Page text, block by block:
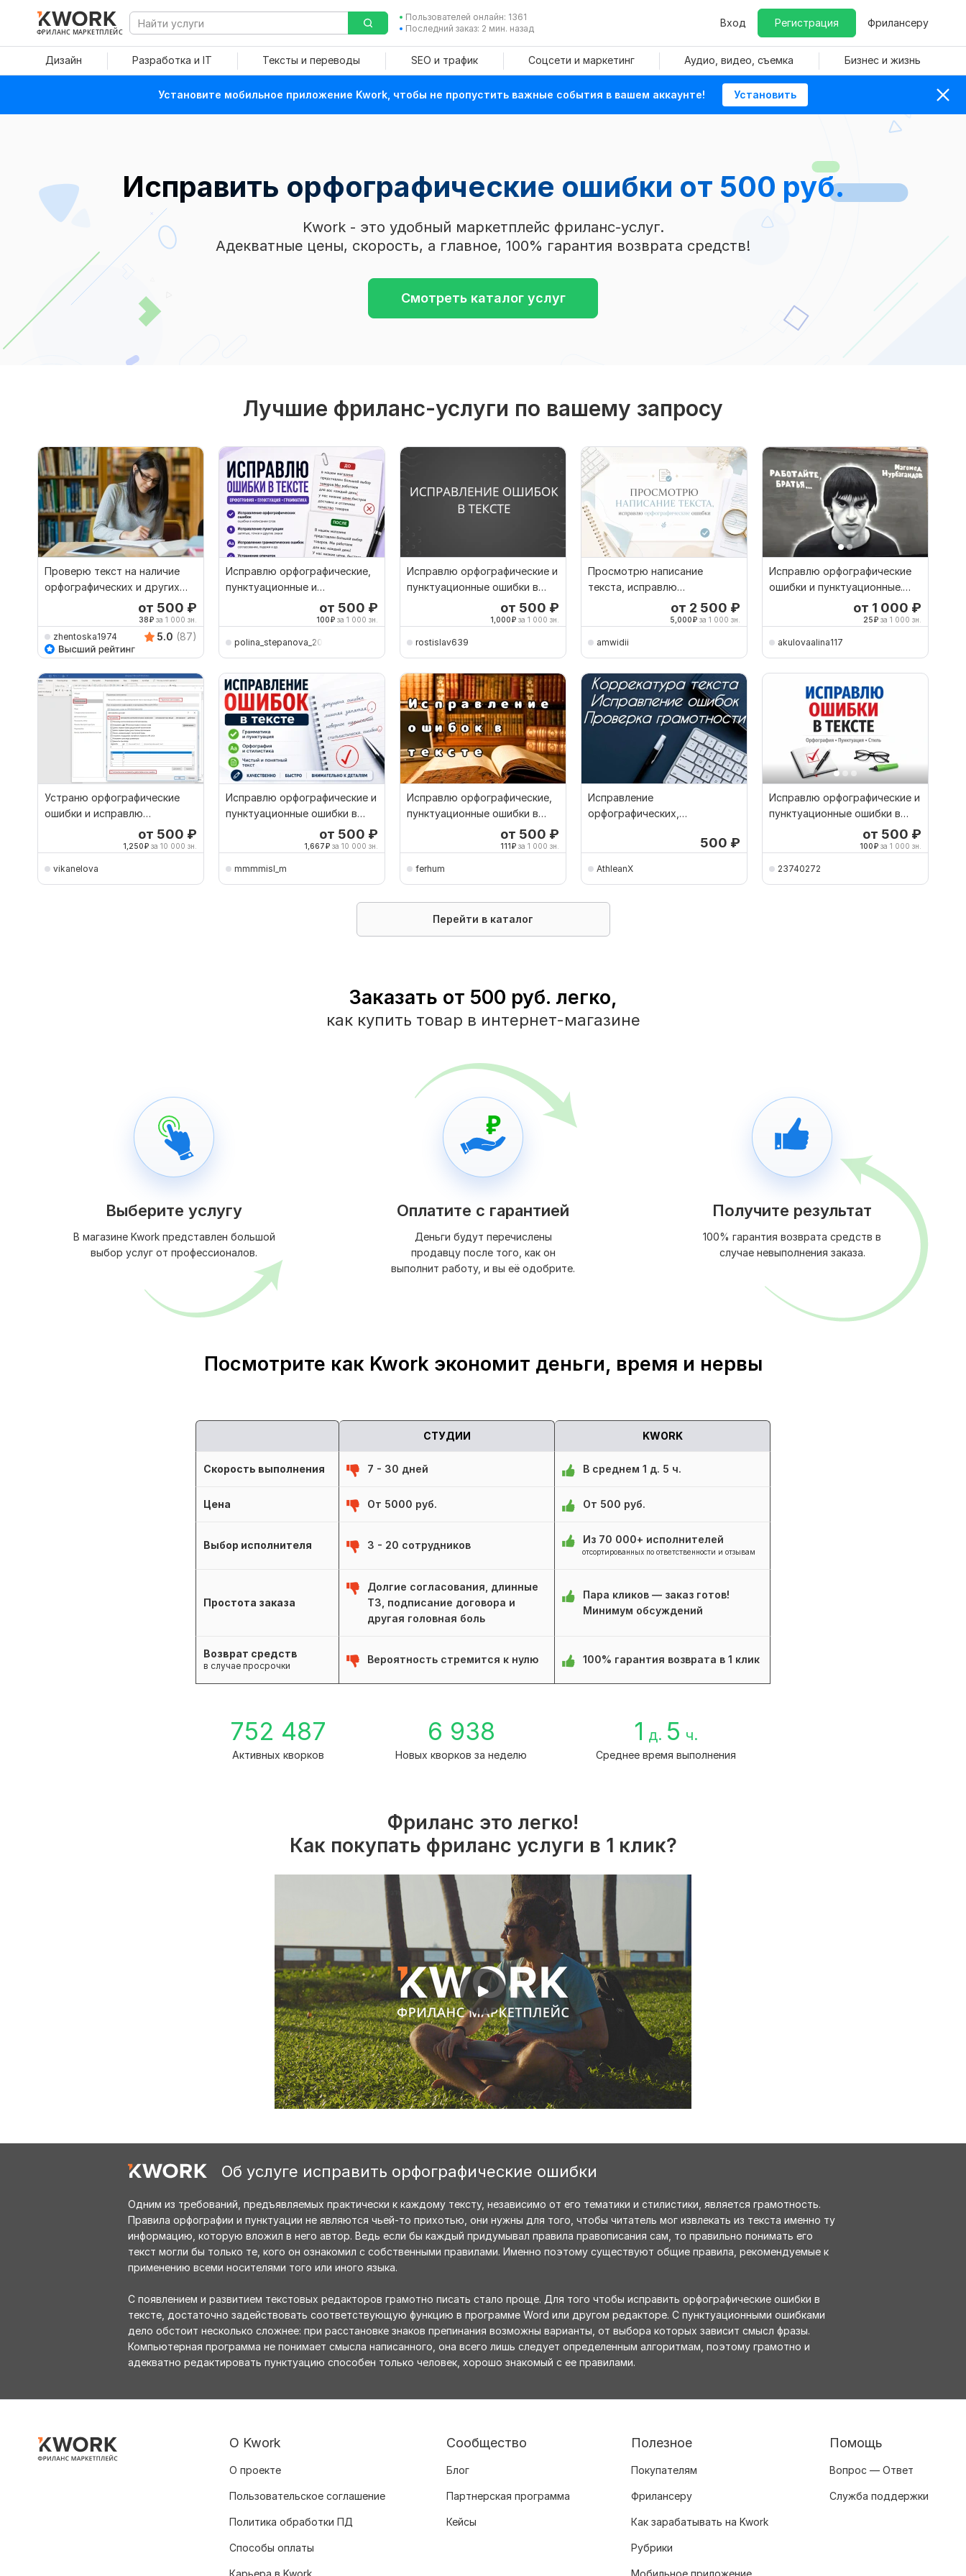
ФРИЛАНС МАРКЕТПЛЕЙС
Пользователей онлайн: 1361
Последний заказ: 2 мин. назад
Вход Регистрация Фрилансеру
Дизайн Разработка и IT Тексты и переводы SEO и трафик Соцсети и маркетинг Аудио, видео, съемка Бизнес и жизнь
Установите мобильное приложение Kwork, чтобы не пропустить важные события в вашем аккаунте! Установить
Исправить орфографические ошибки от 500 руб.
Kwork - это удобный маркетплейс фриланс-услуг.
Адекватные цены, скорость, а главное, 100% гарантия возврата средств!
Смотреть каталог услуг
Лучшие фриланс-услуги по вашему запросу
Проверю текст на наличие
орфографических и других
ошибок и исправлюот 500 ₽
38₽ за 1 000 зн.
zhentoska1974 5.0 (87)
Исправлю орфографические,
пунктуационные и
грамматические ошибки
от 500 ₽
100₽ за 1 000 зн.
polina_stepanova_201
Исправлю орфографические и
пунктуационные ошибки в
от 500 ₽
1,000₽ за 1 000 зн.
rostislav639
Просмотрю написание
текста, исправлю
орфографические ошибки
от 2 500 ₽
5,000₽ за 1 000 зн.
amwidii
Исправлю орфографические
ошибки и пунктуационные.
от 1 000 ₽
25₽ за 1 000 зн.
akulovaalina117
Устраню орфографические
ошибки и исправлю
грамматические ошибки
от 500 ₽
1,250₽ за 10 000 зн.
vikanelova
Исправлю орфографические и
пунктуационные ошибки в
от 500 ₽
1,667₽ за 10 000 зн.
mmmmisl_m
Исправлю орфографические,
пунктуационные ошибки в
от 500 ₽
111₽ за 1 000 зн.
ferhum
Исправление
орфографических,
грамматических ошибок500 ₽
AthleanX
Исправлю орфографические и
пунктуационные ошибки в
от 500 ₽
100₽ за 1 000 зн.
23740272
Перейти в каталог
Заказать от 500 руб. легко,
как купить товар в интернет-магазине
Выберите услугу
В магазине Kwork представлен большой
выбор услуг от профессионалов.
Оплатите с гарантией
Деньги будут перечислены
продавцу после того, как он
выполнит работу, и вы её одобрите.
Получите результат
100% гарантия возврата средств в
случае невыполнения заказа.
Посмотрите как Kwork экономит деньги, время и нервы
СТУДИИ KWORK
Скорость выполнения 7 - 30 дней В среднем 1 д. 5 ч.
Цена От 5000 руб. От 500 руб.
Выбор исполнителя 3 - 20 сотрудников Из 70 000+ исполнителей
отсортированных по ответственности и отзывам
Простота заказа
Долгие согласования, длинные
ТЗ, подписание договора и
другая головная боль
Пара кликов — заказ готов!
Минимум обсуждений
Возврат средств
в случае просрочки
Вероятность стремится к нулю 100% гарантия возврата в 1 клик
752 487
Активных кворков
6 938
Новых кворков за неделю
1 д. 5 ч.
Среднее время выполнения
Фриланс это легко!
Как покупать фриланс услуги в 1 клик?
Об услуге исправить орфографические ошибки
Одним из требований, предъявляемых практически к каждому тексту, независимо от его тематики и стилистики, является грамотность.
Правила орфографии и пунктуации не являются чьей-то прихотью, они нужны для того, чтобы читатель мог извлекать из текста именно ту
информацию, которую вложил в него автор. Ведь если бы каждый придумывал правила правописания сам, то правильно понимать его
текст могли бы только те, кого он ознакомил с собственными правилами. Именно поэтому существуют общие правила, рекомендуемые к
применению всеми носителями того или иного языка.
С появлением и развитием текстовых редакторов грамотно писать стало проще. Для того чтобы исправить орфографические ошибки в
тексте, достаточно задействовать соответствующую функцию в программе Word или другом редакторе. С пунктуационными ошибками
дело обстоит несколько сложнее: при расстановке знаков препинания возможны варианты, от выбора которых зависит смысл фразы.
Компьютерная программа не понимает смысла написанного, она всего лишь следует определенным алгоритмам, поэтому грамотно и
адекватно редактировать пунктуацию способен только человек, хорошо знакомый с ее правилами.
О Kwork
О проекте
Пользовательское соглашение
Политика обработки ПД
Способы оплаты
Сообщество
Блог
Партнерская программа
Кейсы
Полезное
Покупателям
Фрилансеру
Как зарабатывать на Kwork
Рубрики
Помощь
Вопрос — Ответ
Служба поддержки